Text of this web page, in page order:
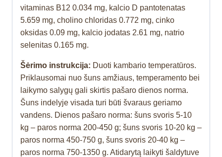
vitaminas B12 0.034 mg, kalcio D pantotenatas
5.659 mg, cholino chloridas 0.772 mg, cinko
oksidas 0.09 mg, kalcio jodatas 2.61 mg, natrio
selenitas 0.165 mg.
Šėrimo instrukcija: Duoti kambario temperatūros.
Priklausomai nuo šuns amžiaus, temperamento bei
laikymo salygų gali skirtis pašaro dienos norma.
Šuns indelyje visada turi būti švaraus geriamo
vandens. Dienos pašaro norma: šuns svoris 5-10
kg – paros norma 200-450 g; šuns svoris 10-20 kg –
paros norma 450-750 g, šuns svoris 20-40 kg –
paros norma 750-1350 g. Atidarytą laikyti šaldytuve